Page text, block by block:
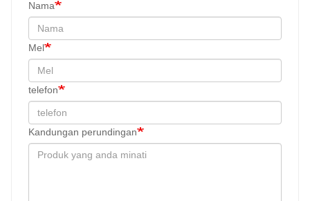
Nama
Mel
telefon
Kandungan perundingan